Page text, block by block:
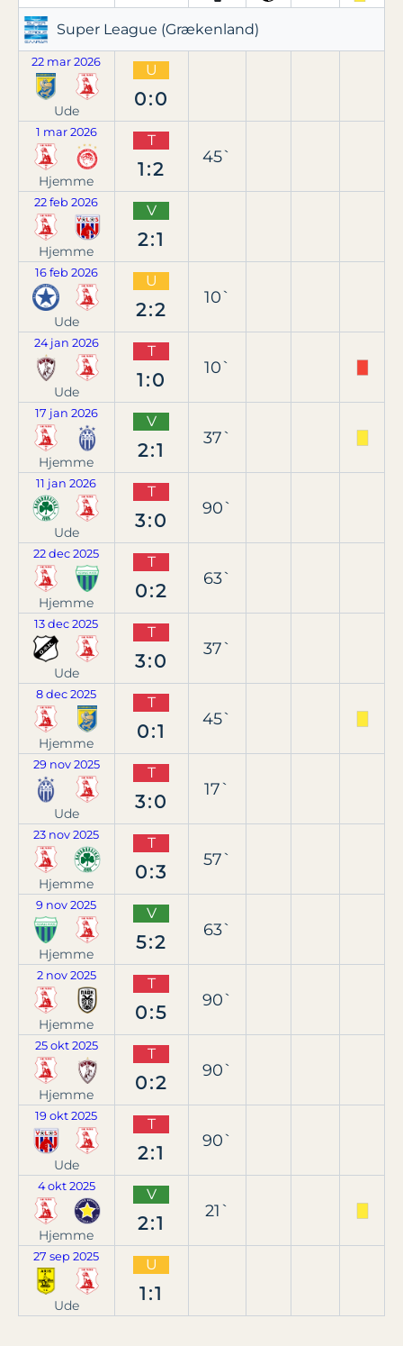
Super League (Grækenland)
22 mar 2026
Ude
U
0:0
1 mar 2026
Hjemme
T
1:2
45`
22 feb 2026
Hjemme
V
2:1
16 feb 2026
Ude
U
2:2
10`
24 jan 2026
Ude
T
1:0
10`
17 jan 2026
Hjemme
V
2:1
37`
11 jan 2026
Ude
T
3:0
90`
22 dec 2025
Hjemme
T
0:2
63`
13 dec 2025
Ude
T
3:0
37`
8 dec 2025
Hjemme
T
0:1
45`
29 nov 2025
Ude
T
3:0
17`
23 nov 2025
Hjemme
T
0:3
57`
9 nov 2025
Hjemme
V
5:2
63`
2 nov 2025
Hjemme
T
0:5
90`
25 okt 2025
Hjemme
T
0:2
90`
19 okt 2025
Ude
T
2:1
90`
4 okt 2025
Hjemme
V
2:1
21`
27 sep 2025
Ude
U
1:1